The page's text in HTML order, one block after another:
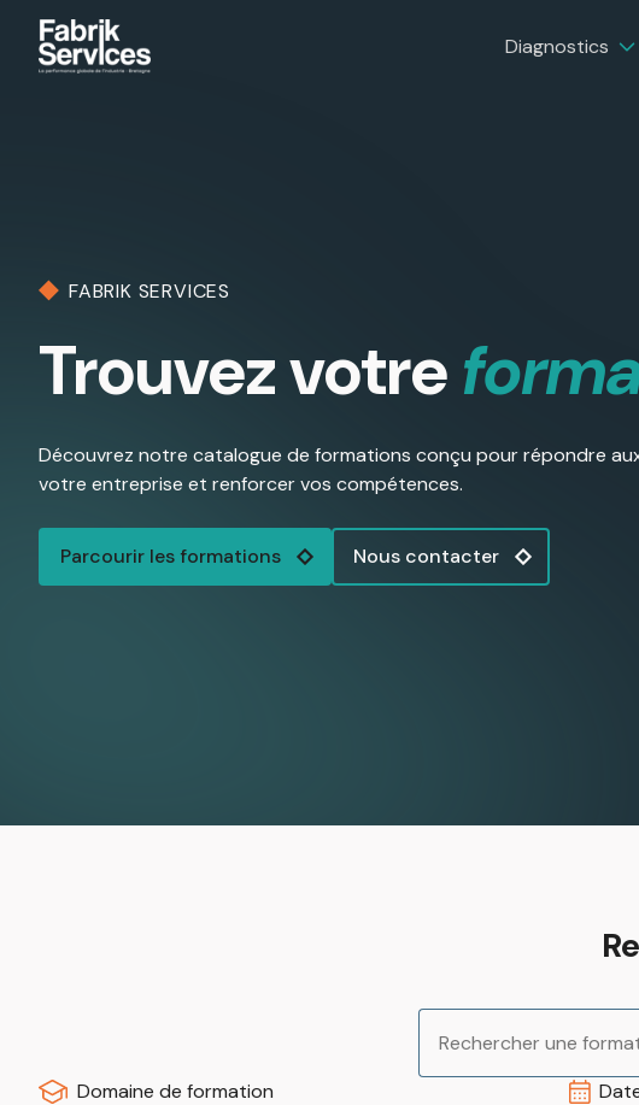
Diagnostics
FABRIK SERVICES
Trouvez votre
Découvrez notre catalogue de formations conçu pour répondre
votre entreprise et renforcer vos compétences.
Parcourir les formations Nous contacter
Domaine de formation